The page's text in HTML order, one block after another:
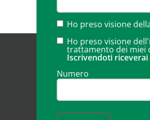
Ho preso visione
Ho preso visione
trattamento dei miei
Iscrivendoti
Numero